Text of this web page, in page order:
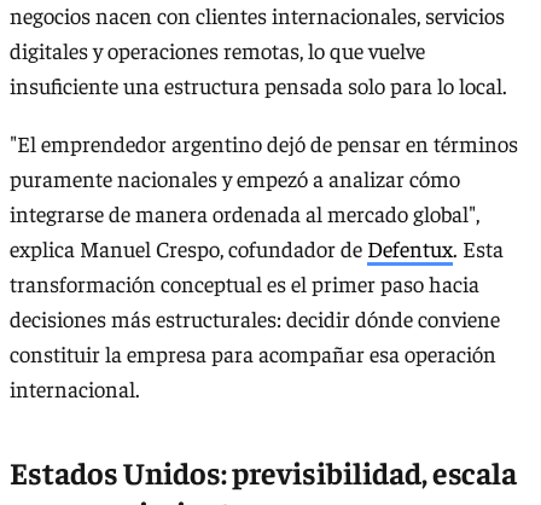
negocios nacen con clientes internacionales, servicios
digitales y operaciones remotas, lo que vuelve
insuficiente una estructura pensada solo para lo local.
"El emprendedor argentino dejó de pensar en términos
puramente nacionales y empezó a analizar cómo
integrarse de manera ordenada al mercado global",
explica Manuel Crespo, cofundador de Defentux. Esta
transformación conceptual es el primer paso hacia
decisiones más estructurales: decidir dónde conviene
constituir la empresa para acompañar esa operación
internacional.
Estados Unidos: previsibilidad, escala